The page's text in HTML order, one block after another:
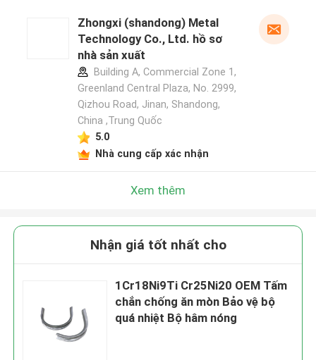
Zhongxi (shandong) Metal
Technology Co., Ltd. hồ sơ
nhà sản xuất
Building A, Commercial Zone 1,
Greenland Central Plaza, No. 2999,
Qizhou Road, Jinan, Shandong,
China ,Trung Quốc
5.0
Nhà cung cấp xác nhận
Xem thêm
Nhận giá tốt nhất cho
1Cr18Ni9Ti Cr25Ni20 OEM Tấm
chắn chống ăn mòn Bảo vệ bộ
quá nhiệt Bộ hâm nóng